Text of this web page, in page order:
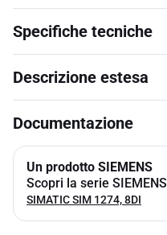
Specifiche tecniche
Descrizione estesa
Documentazione
Un prodotto SIEMENS
Scopri la serie SIEMENS
SIMATIC SIM 1274, 8DI